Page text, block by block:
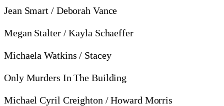
Jean Smart / Deborah Vance
Megan Stalter / Kayla Schaeffer
Michaela Watkins / Stacey
Only Murders In The Building
Michael Cyril Creighton / Howard Morris